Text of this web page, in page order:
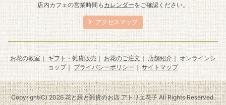
店内カフェの営業時間もカレンダーをご確認ください。
アクセスマップ
お花の教室 ｜ギフト・雑貨販売｜ お花のご注文 ｜ 店舗紹介｜ オンラインシ
ョップ｜プライバシーポリシー ｜サイトマップ
Copyright(C) 2026 花と緑と雑貨のお店 アトリエ花子 All Rights Reserved.